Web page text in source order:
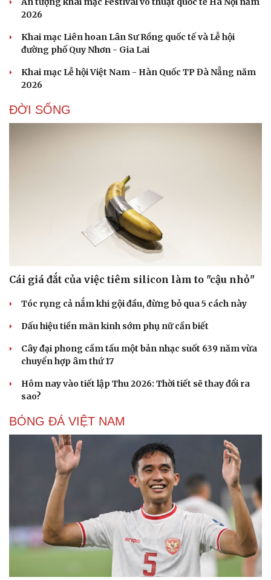
Doanh nghiệp
Thông tin doanh nghiệp
Doanh nghiệp 24h
Vì cộng đồng
Sành điệu
2026
Khai mạc Liên hoan Lân Sư Rồng quốc tế và Lễ hội
đường phố Quy Nhơn - Gia Lai
Khai mạc Lễ hội Việt Nam - Hàn Quốc TP Đà Nẵng năm
2026
ĐỜI SỐNG
Cái giá đắt của việc tiêm silicon làm to "cậu nhỏ"
Tóc rụng cả nắm khi gội đầu, đừng bỏ qua 5 cách này
Dấu hiệu tiền mãn kinh sớm phụ nữ cần biết
Cây đại phong cầm tấu một bản nhạc suốt 639 năm vừa
chuyển hợp âm thứ 17
Hôm nay vào tiết lập Thu 2026: Thời tiết sẽ thay đổi ra
sao?
BÓNG ĐÁ VIỆT NAM